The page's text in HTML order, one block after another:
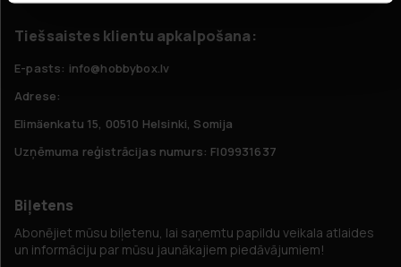
Tiešsaistes klientu apkalpošana:
E-pasts: info@hobbybox.lv
Adrese:
Elimäenkatu 15, 00510 Helsinki, Somija
Uzņēmuma reģistrācijas numurs: FI09931637
Biļetens
Abonējiet mūsu biļetenu, lai saņemtu papildu veikala atlaides
un informāciju par mūsu jaunākajiem piedāvājumiem!